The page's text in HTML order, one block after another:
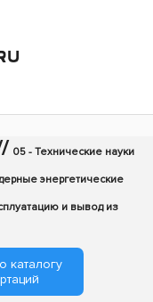
05 - Технические науки
энергетические
и вывод из
каталогу